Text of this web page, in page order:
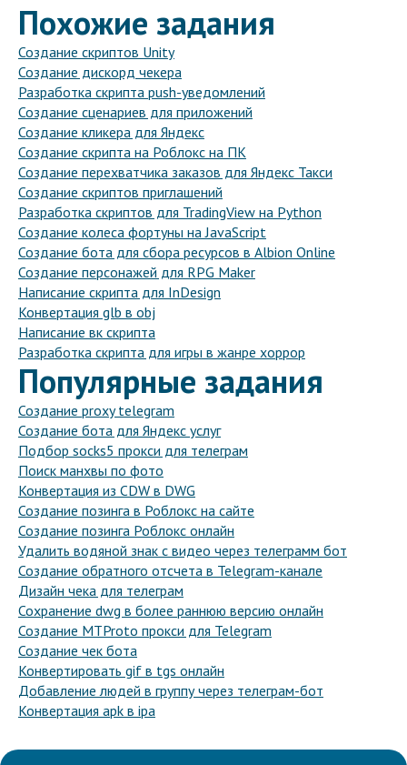
Похожие задания
Создание скриптов Unity
Создание дискорд чекера
Разработка скрипта push-уведомлений
Создание сценариев для приложений
Создание кликера для Яндекс
Создание скрипта на Роблокс на ПК
Создание перехватчика заказов для Яндекс Такси
Создание скриптов приглашений
Разработка скриптов для TradingView на Python
Создание колеса фортуны на JavaScript
Создание бота для сбора ресурсов в Albion Online
Создание персонажей для RPG Maker
Написание скрипта для InDesign
Конвертация glb в obj
Написание вк скрипта
Разработка скрипта для игры в жанре хоррор
Популярные задания
Создание proxy telegram
Создание бота для Яндекс услуг
Подбор socks5 прокси для телеграм
Поиск манхвы по фото
Конвертация из CDW в DWG
Создание позинга в Роблокс на сайте
Создание позинга Роблокс онлайн
Удалить водяной знак с видео через телеграмм бот
Создание обратного отсчета в Telegram-канале
Дизайн чека для телеграм
Сохранение dwg в более раннюю версию онлайн
Создание MTProto прокси для Telegram
Создание чек бота
Конвертировать gif в tgs онлайн
Добавление людей в группу через телеграм-бот
Конвертация apk в ipa